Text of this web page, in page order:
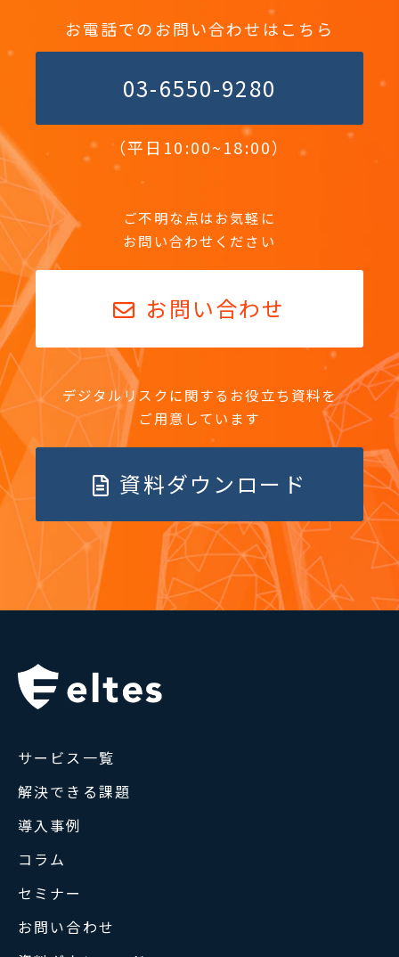
お電話でのお問い合わせはこちら
03-6550-9280
（平日10:00~18:00）
ご不明な点はお気軽に
お問い合わせください
お問い合わせ
デジタルリスクに関するお役立ち資料を
ご用意しています
資料ダウンロード
サービス一覧
解決できる課題
導入事例
コラム
セミナー
お問い合わせ